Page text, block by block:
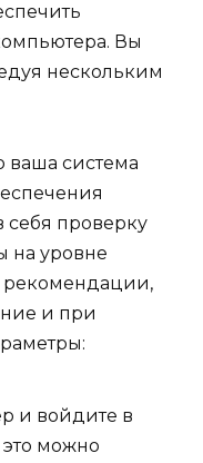
Вы
нескольким
ваша система
себя проверку
на уровне
рекомендации,
и при
и войдите в
можно